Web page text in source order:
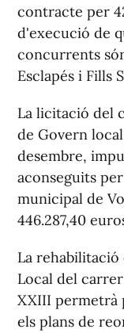
contracte per
d'execució de
concurrents
Esclapés i Fills
La licitació del
de Govern
desembre,
aconseguits
municipal de
446.287,40
La rehabilitació
Local del
XXIII permetrà
els plans de